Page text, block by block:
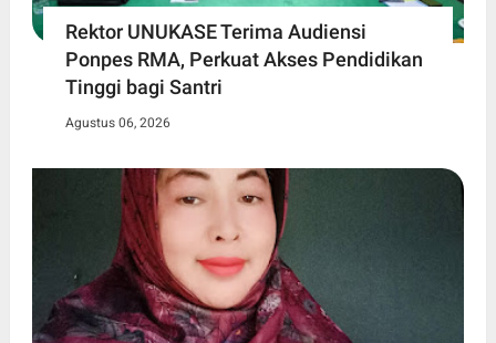
Rektor UNUKASE Terima Audiensi
Ponpes RMA, Perkuat Akses Pendidikan
Tinggi bagi Santri
Agustus 06, 2026